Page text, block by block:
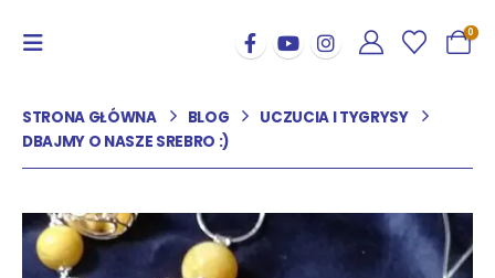
0
STRONA GŁÓWNA BLOG
UCZUCIA I TYGRYSY
DBAJMY O NASZE SREBRO :)